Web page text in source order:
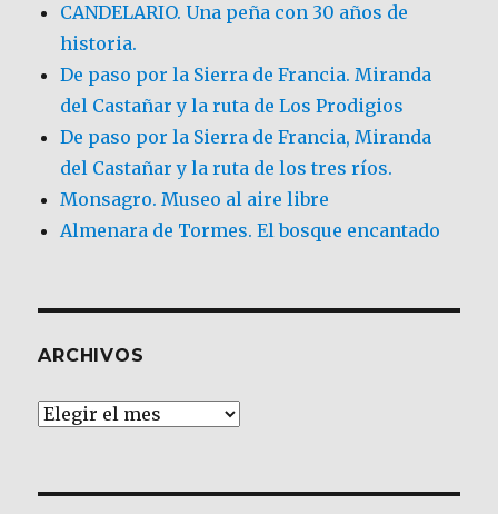
CANDELARIO. Una peña con 30 años de
historia.
De paso por la Sierra de Francia. Miranda
del Castañar y la ruta de Los Prodigios
De paso por la Sierra de Francia, Miranda
del Castañar y la ruta de los tres ríos.
Monsagro. Museo al aire libre
Almenara de Tormes. El bosque encantado
ARCHIVOS
Archivos